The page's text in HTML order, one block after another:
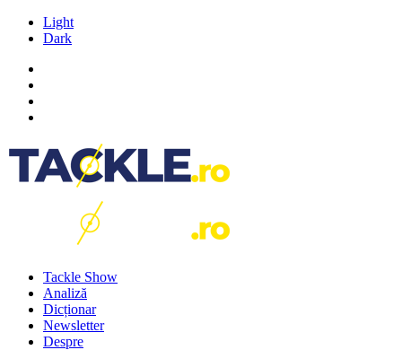
Light
Dark
Tackle Show
Analiză
Dicționar
Newsletter
Despre